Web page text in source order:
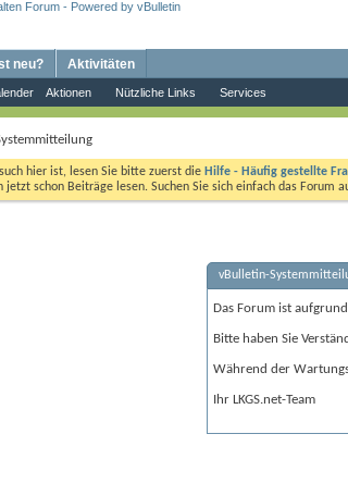
Aktionen Nützliche Links Services
neu? Aktivitäten
hier ist, lesen Sie bitte zuerst die Hilfe - Häufig gestellte
jetzt schon Beiträge lesen. Suchen Sie sich einfach das Forum
vBulletin-
Das Forum ist
Bitte haben Sie
Während der
Ihr LKGS.net-Team